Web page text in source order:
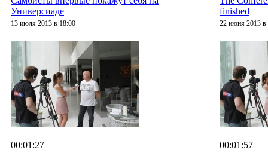
Универсиаде
13 июля 2013 в 18:00
finished
22 июня 2013 в
00:01:27 00:01:57